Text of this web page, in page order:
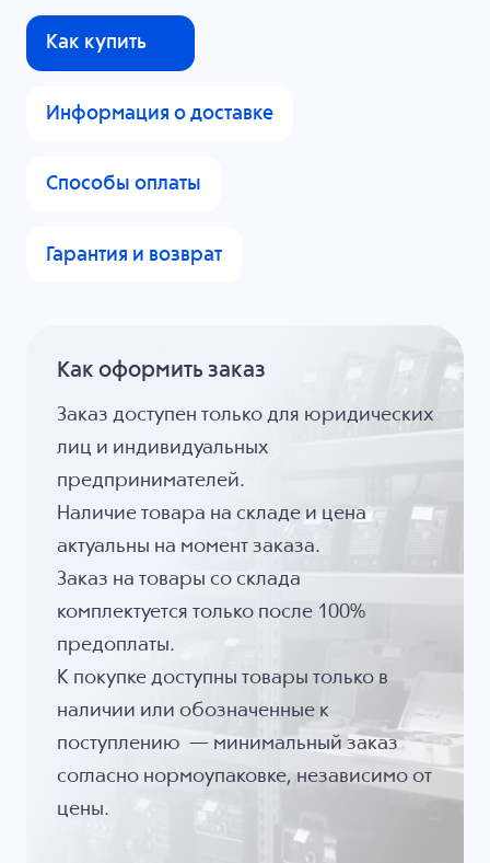
Как купить
Информация о доставке
Способы оплаты
Гарантия и возврат
Как оформить заказ
Заказ доступен только для юридических
лиц и индивидуальных
предпринимателей.
Наличие товара на складе и цена
актуальны на момент заказа.
Заказ на товары со склада
комплектуется только после 100%
предоплаты.
К покупке доступны товары только в
наличии или обозначенные к
поступлению — минимальный заказ
согласно нормоупаковке, независимо от
цены.